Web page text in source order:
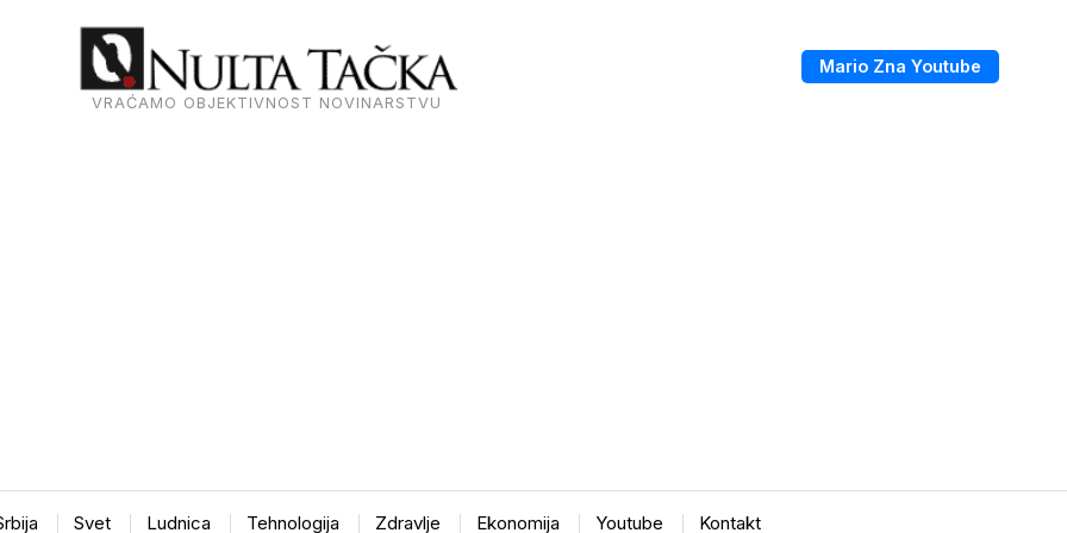
VRAĆAMO OBJEKTIVNOST NOVINARSTVU
Mario Zna Youtube
Svet Ludnica Tehnologija Zdravlje Ekonomija Youtube Kontakt